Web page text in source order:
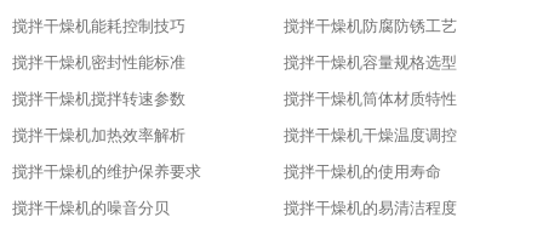
搅拌干燥机能耗控制技巧
搅拌干燥机防腐防锈工艺
搅拌干燥机密封性能标准
搅拌干燥机容量规格选型
搅拌干燥机搅拌转速参数
搅拌干燥机筒体材质特性
搅拌干燥机加热效率解析
搅拌干燥机干燥温度调控
搅拌干燥机的维护保养要求
搅拌干燥机的使用寿命
搅拌干燥机的噪音分贝
搅拌干燥机的易清洁程度